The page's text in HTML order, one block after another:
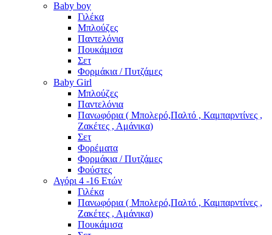
Baby boy
Γιλέκα
Μπλούζες
Παντελόνια
Πουκάμισα
Σετ
Φορμάκια / Πυτζάμες
Baby Girl
Μπλούζες
Παντελόνια
Πανωφόρια ( Μπολερό,Παλτό , Καμπαρντίνες ,
Ζακέτες , Αμάνικα)
Σετ
Φορέματα
Φορμάκια / Πυτζάμες
Φούστες
Αγόρι 4 -16 Ετών
Γιλέκα
Πανωφόρια ( Μπολερό,Παλτό , Καμπαρντίνες ,
Ζακέτες , Αμάνικα)
Πουκάμισα